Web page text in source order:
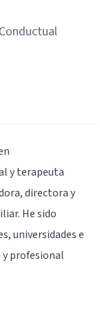
y terapeuta
directora y
He sido
universidades e
y profesional